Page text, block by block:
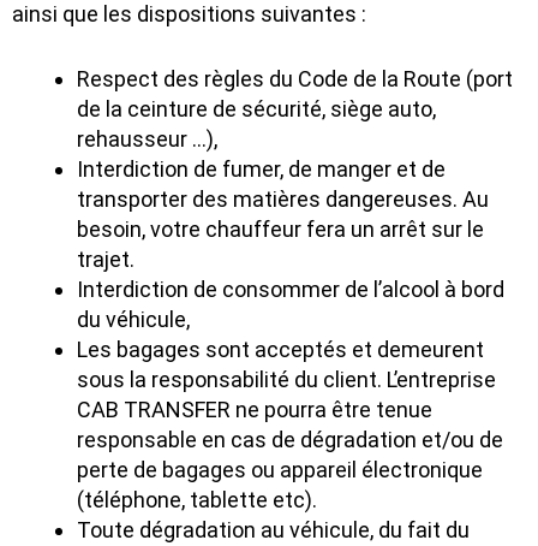
ainsi que les dispositions suivantes :
Respect des règles du Code de la Route (port
de la ceinture de sécurité, siège auto,
rehausseur …),
Interdiction de fumer, de manger et de
transporter des matières dangereuses. Au
besoin, votre chauffeur fera un arrêt sur le
trajet.
Interdiction de consommer de l’alcool à bord
du véhicule,
Les bagages sont acceptés et demeurent
sous la responsabilité du client. L’entreprise
CAB TRANSFER ne pourra être tenue
responsable en cas de dégradation et/ou de
perte de bagages ou appareil électronique
(téléphone, tablette etc).
Toute dégradation au véhicule, du fait du